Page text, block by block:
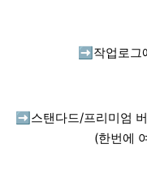
➡️ 작업로그
➡️ 스탠다드/프리미엄
(한번에